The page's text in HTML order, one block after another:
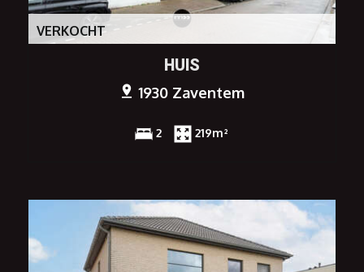
VERKOCHT
HUIS
1930 Zaventem
2 219m²